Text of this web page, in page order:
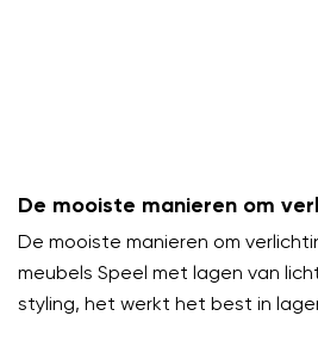
De mooiste manieren om
combineren met meubels
De mooiste manieren om
meubels Speel met lagen van
styling, het werkt het best in